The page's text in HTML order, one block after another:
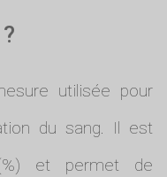
utilisée pour
du sang. Il est
et permet de